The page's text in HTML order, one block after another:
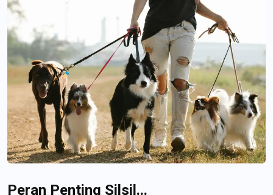
Peran Penting Silsil...